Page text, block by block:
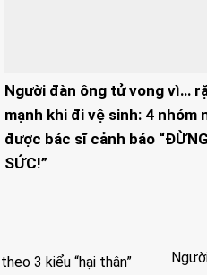
Người đàn ông tử vong vì…
mạnh khi đi vệ sinh: 4 nhóm
được bác sĩ cảnh báo
SỨC!”
3 kiểu “hại thân”